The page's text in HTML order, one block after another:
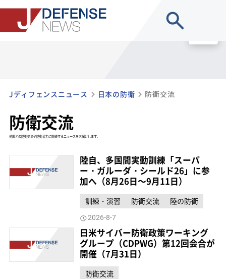
Jディフェンスニュース 日本の防衛 防衛交流
防衛交流
他国との防衛交流や防衛協力に関連するニュースをお届けします。
陸自、多国間実動訓練「スーパ
ー・ガルーダ・シールド26」に参
加へ（8月26日～9月11日）
訓練・演習 防衛交流 陸の防衛
2026-8-7
日米サイバー防衛政策ワーキング
グループ（CDPWG）第12回会合が
開催（7月31日）
防衛交流